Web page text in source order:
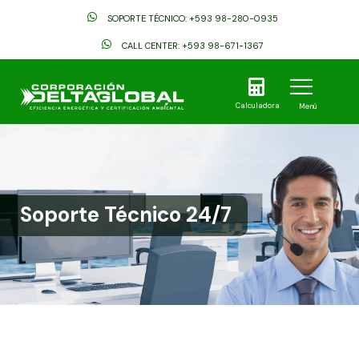
SOPORTE TÉCNICO: +593 98-280-0935
CALL CENTER: +593 98-671-1367
Calculadora Menú
Soporte Técnico 24/7